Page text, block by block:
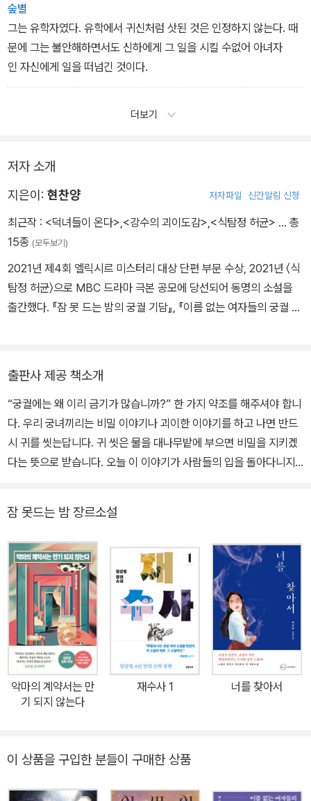
숲별
그는 유학자였다. 유학에서 귀신처럼 삿된 것은 인정하지 않는다. 때
문에 그는 불안해하면서도 신하에게 그 일을 시킬 수없어 아녀자
인 자신에게 일을 떠넘긴 것이다.
더보기
저자 소개
지은이: 현찬양 저자파일 신간알림 신청
최근작 : <덕녀들이 온다>,<강수의 괴이도감>,<식탐정 허균> … 총
15종 (모두보기)
2021년 제4회 엘릭시르 미스터리 대상 단편 부문 수상, 2021년 〈식
탐정 허균〉으로 MBC 드라마 극본 공모에 당선되어 동명의 소설을
출간했다. 『잠 못 드는 밤의 궁궐 기담』, 『이름 없는 여자들의 궁궐 기
출판사 제공 책소개
“궁궐에는 왜 이리 금기가 많습니까?” 한 가지 약조를 해주셔야 합니
다. 우리 궁녀끼리는 비밀 이야기나 괴이한 이야기를 하고 나면 반드
시 귀를 씻는답니다. 귀 씻은 물을 대나무밭에 부으면 비밀을 지키겠
다는 뜻으로 받습니다. 오늘 이 이야기가 사람들의 입을 돌아다니지
담』은 제4회 엘릭시르 미스터리 대상 단편 부문 수상작 「도깨비집터」
(수상 당시 제목은「잠 못 드는 밤의 궁궐 기담」)를 비롯하여 총 여섯
편의 작품이 실린 연작 단편집이다. 아직 고려의 기운이 채 가시지 않
은 조선 초, 경복궁 내명부에서 일하게 되는 궁녀에게만 전해지는 ‘규
칙’이 있다. 기본적으로는 신참을 위한 궁녀 생활 규칙을 담고 있지만,
실제로는 하지 말아야 할 ‘금기’ 조항들이다. 이런 조례가 있을 만큼
궁궐의 밤은 음산하고, 궁녀들은 밤마다 모여 자신이 겪거나 들은 괴
담을 이야기한다. 그리고 괴담은 다시 괴이한 일을 부른다. 궁궐에서
는 무슨 일이 벌어졌고, 벌어지려는 것일까? 어릴 적 남부럽지 않게
살았지만 오빠가 알 수 없는 병에 걸린 뒤로 집이 몰락하고 가족도 모
기담』에는 두 나인을 주인공으로 경복궁 내에서 벌어지는 기이한 일
사라지며 점점 현실감을 띠기 시작하는데, 전부 괴력난신을 인정하지
잠 못드는 밤 장르소설
악마의 계약서는 만
기 되지 않는다
재수사 1 너를 찾아서
이 상품을 구입한 분들이 구매한 상품